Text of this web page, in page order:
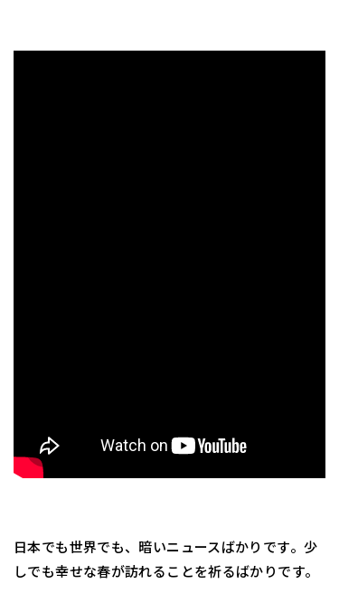
日本でも世界でも、暗いニュースばかりです。少
しでも幸せな春が訪れることを祈るばかりです。